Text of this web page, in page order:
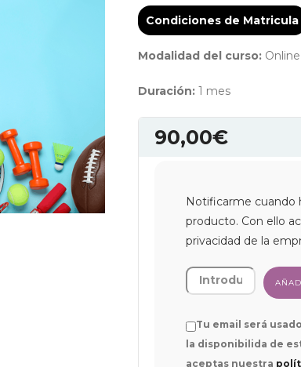
Condiciones de Matricula
Modalidad del curso:Online
Duración:1 mes
90,00€
Notificarme cuando
producto. Con ello
privacidad de la
Tu email será
la disponibilida de
aceptas nuestra